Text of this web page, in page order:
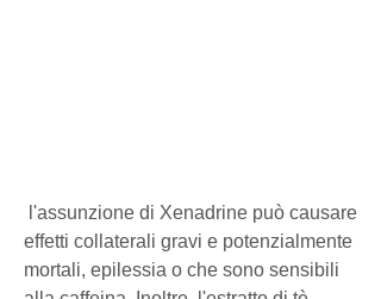
effetti collaterali gravi e potenzialmente
mortali, epilessia o che sono sensibili